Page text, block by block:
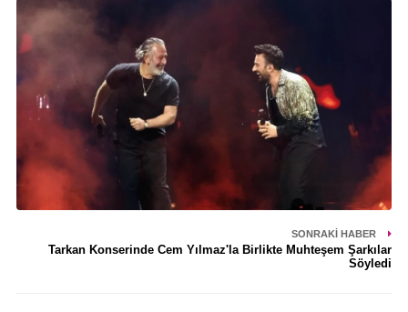
SONRAKI HABER
Tarkan Konserinde Cem Yılmaz'la Birlikte Muhteşem Şarkılar
Söyledi